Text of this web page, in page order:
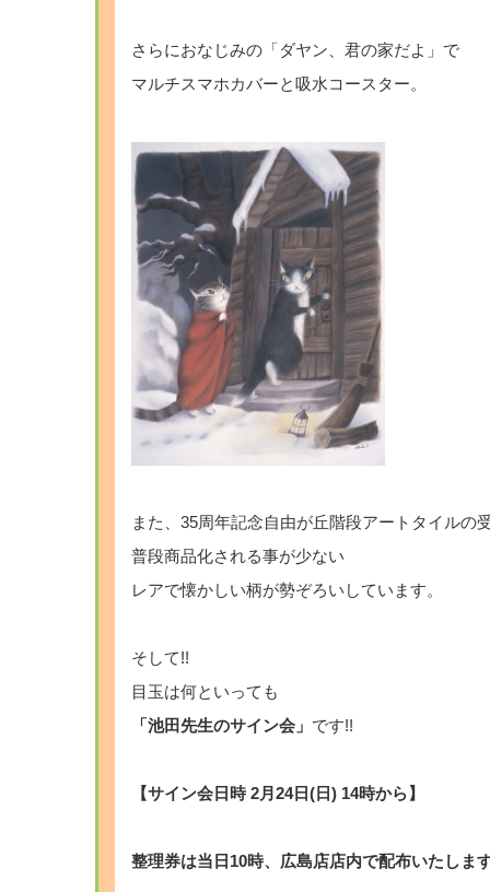
さらにおなじみの「ダヤン、君の家だよ」で
マルチスマホカバーと吸水コースター。
また、35周年記念自由が丘階段アートタイルの
普段商品化される事が少ない
レアで懐かしい柄が勢ぞろいしています。
そして!!
目玉は何といっても
「池田先生のサイン会」 です!!
【サイン会日時 2月24日(日) 14時から】
整理券は当日10時、広島店店内で配布いたしま